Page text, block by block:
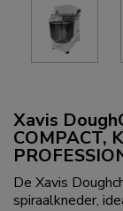
Xavis
COMPACT,
De Xavis
spiraalkneder,